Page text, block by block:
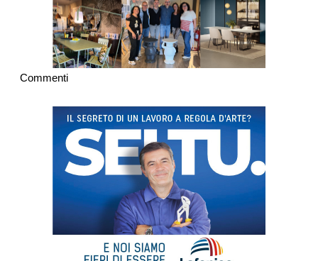
Commenti